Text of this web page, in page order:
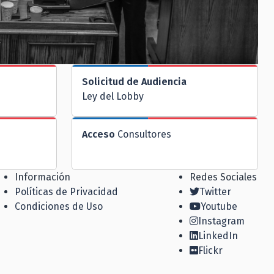
Solicitud de Audiencia
Ley del Lobby
Acceso Consultores
Información
Políticas de Privacidad
Condiciones de Uso
Redes Sociales
Twitter
Youtube
Instagram
LinkedIn
Flickr